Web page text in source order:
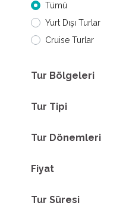
Tümü
Yurt Dışı Turlar
Cruise Turlar
Tur Bölgeleri
Tur Tipi
Tur Dönemleri
Fiyat
Tur Süresi